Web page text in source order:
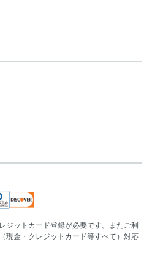
ジットカード登録が必要です。またご利
現金・クレジットカード等すべて）対応